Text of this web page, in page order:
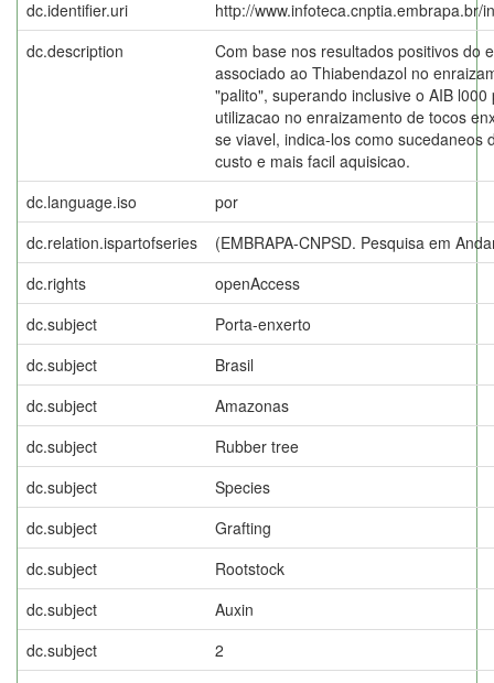
dc.identifier.uri
http://www.infoteca.cnptia.embrapa.br/
dc.description
Com base nos resultados positivos do
associado ao Thiabendazol no
"palito", superando inclusive o AIB
utilizacao no enraizamento de tocos
se viavel, indica-los como sucedaneos
custo e mais facil aquisicao.
dc.language.iso
por
dc.relation.ispartofseries
(EMBRAPA-CNPSD. Pesquisa em
dc.rights
openAccess
dc.subject
Porta-enxerto
dc.subject
Brasil
dc.subject
Amazonas
dc.subject
Rubber tree
dc.subject
Species
dc.subject
Grafting
dc.subject
Rootstock
dc.subject
Auxin
dc.subject
2